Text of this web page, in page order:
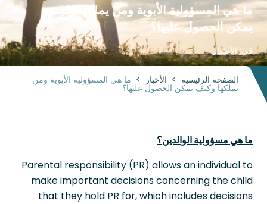
الصفحة الرئيسية > الأخبار > ما هي المسؤولية الأبوية ومن
يملكها وكيف يمكن الحصول عليها؟
ما هي المسؤولية الأبوية ومن يملكها وكيف
يمكن الحصول عليها؟
في:الأطفال
ما هي مسؤولية الوالدين؟
Parental responsibility (PR) allows an individual to
make important decisions concerning the child
that they hold PR for, which includes decisions